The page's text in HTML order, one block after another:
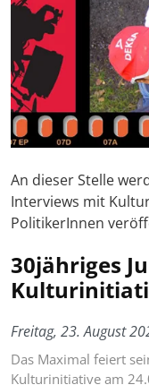
An dieser Stelle
Interviews mit
PolitikerInnen
30jähriges
Freitag, 23. August
Das Maximal feiert
Kulturinitiative am